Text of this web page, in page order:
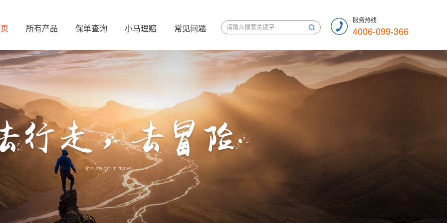
服务热线
4006-099-366
所有产品 保单查询 小马理赔 常见问题